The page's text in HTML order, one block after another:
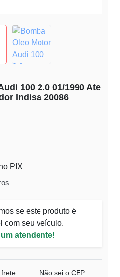
100 2.0 01/1990 Ate
Indisa 20086
no PIX
se este produto é
com seu veículo.
um atendente!
frete Não sei o CEP